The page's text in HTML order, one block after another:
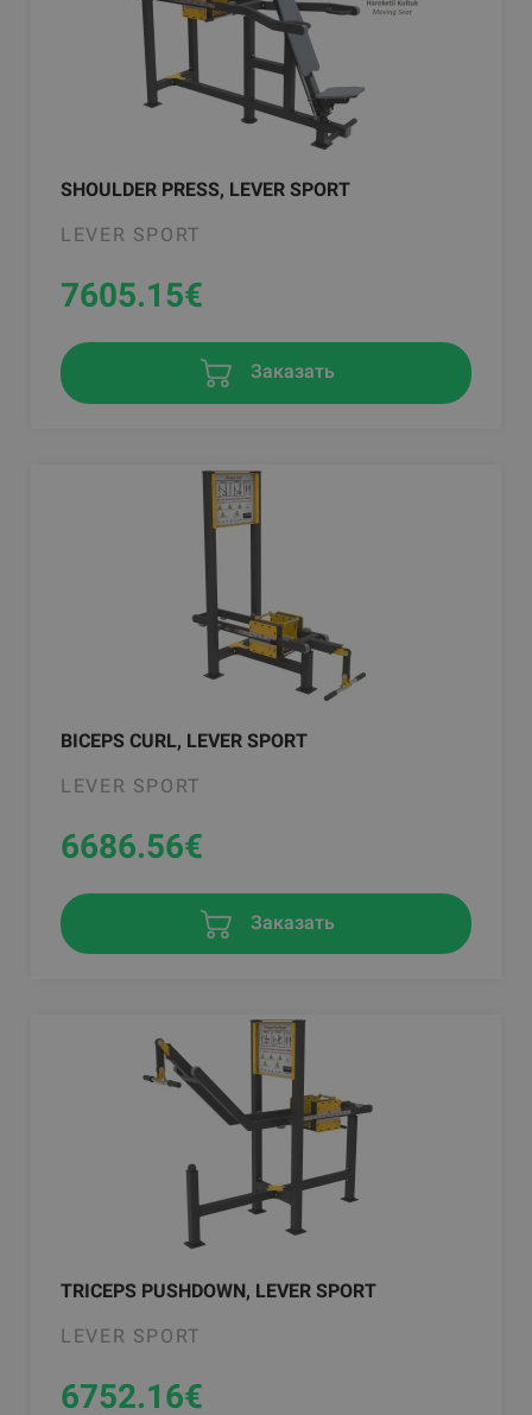
SHOULDER PRESS, LEVER SPORT
LEVER SPORT
7605.15€
Заказать
BICEPS CURL, LEVER SPORT
LEVER SPORT
6686.56€
Заказать
TRICEPS PUSHDOWN, LEVER SPORT
LEVER SPORT
6752.16€